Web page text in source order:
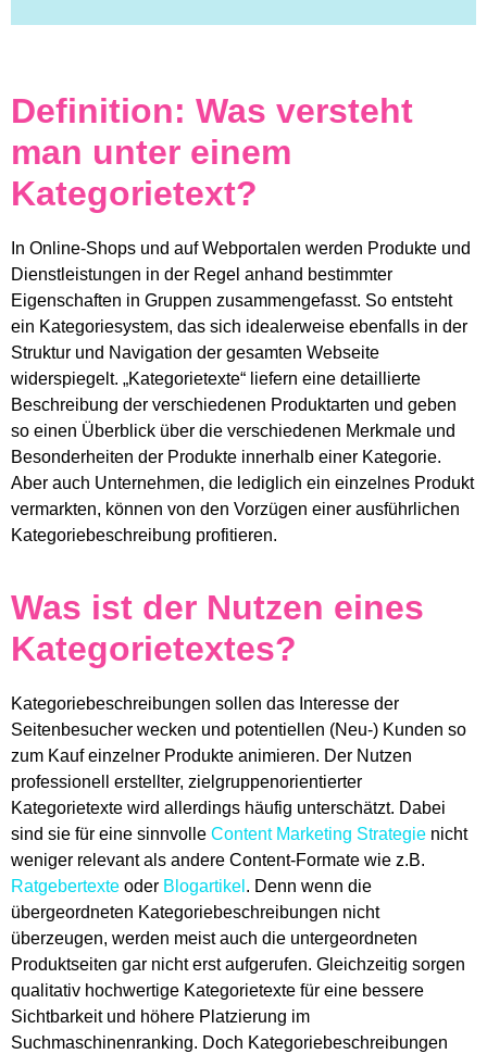
Definition: Was versteht
man unter einem
Kategorietext?
In Online-Shops und auf Webportalen werden Produkte und
Dienstleistungen in der Regel anhand bestimmter
Eigenschaften in Gruppen zusammengefasst. So entsteht
ein Kategoriesystem, das sich idealerweise ebenfalls in der
Struktur und Navigation der gesamten Webseite
widerspiegelt. „Kategorietexte“ liefern eine detaillierte
Beschreibung der verschiedenen Produktarten und geben
so einen Überblick über die verschiedenen Merkmale und
Besonderheiten der Produkte innerhalb einer Kategorie.
Aber auch Unternehmen, die lediglich ein einzelnes Produkt
vermarkten, können von den Vorzügen einer ausführlichen
Kategoriebeschreibung profitieren.
Was ist der Nutzen eines
Kategorietextes?
Kategoriebeschreibungen sollen das Interesse der
Seitenbesucher wecken und potentiellen (Neu-) Kunden so
zum Kauf einzelner Produkte animieren. Der Nutzen
professionell erstellter, zielgruppenorientierter
Kategorietexte wird allerdings häufig unterschätzt. Dabei
sind sie für eine sinnvolle Content Marketing Strategie nicht
weniger relevant als andere Content-Formate wie z.B.
Ratgebertexte oder Blogartikel . Denn wenn die
übergeordneten Kategoriebeschreibungen nicht
überzeugen, werden meist auch die untergeordneten
Produktseiten gar nicht erst aufgerufen. Gleichzeitig sorgen
qualitativ hochwertige Kategorietexte für eine bessere
Sichtbarkeit und höhere Platzierung im
Suchmaschinenranking. Doch Kategoriebeschreibungen